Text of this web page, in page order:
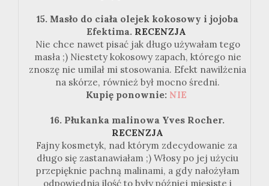
15. Masło do ciała olejek kokosowy i jojoba
Efektima. RECENZJA
Nie chce nawet pisać jak długo używałam tego
masła ;) Niestety kokosowy zapach, którego nie
znoszę nie umilał mi stosowania. Efekt nawilżenia
na skórze, również był mocno średni.
Kupię ponownie: NIE
16. Płukanka malinowa Yves Rocher.
RECENZJA
Fajny kosmetyk, nad którym zdecydowanie za
długo się zastanawiałam ;) Włosy po jej użyciu
przepięknie pachną malinami, a gdy nałożyłam
odpowiednią ilość to były później mięsiste i